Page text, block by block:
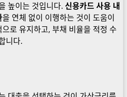
높이는 것입니다. 신용카드 사용 내
을 연체 없이 이행하는 것이 도움이
로 유지하고, 부채 비율을 적정 수
니다.